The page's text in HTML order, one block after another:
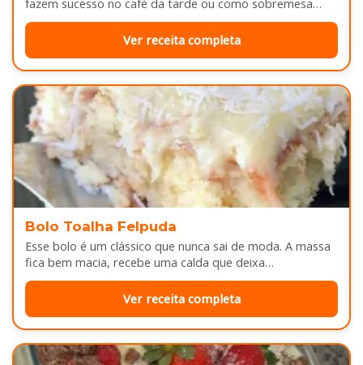
fazem sucesso no café da tarde ou como sobremesa
depois do almoço. Por…
Ver receita completa
Bolo Toalha Felpuda
Esse bolo é um clássico que nunca sai de moda. A massa
fica bem macia, recebe uma calda que deixa…
Ver receita completa